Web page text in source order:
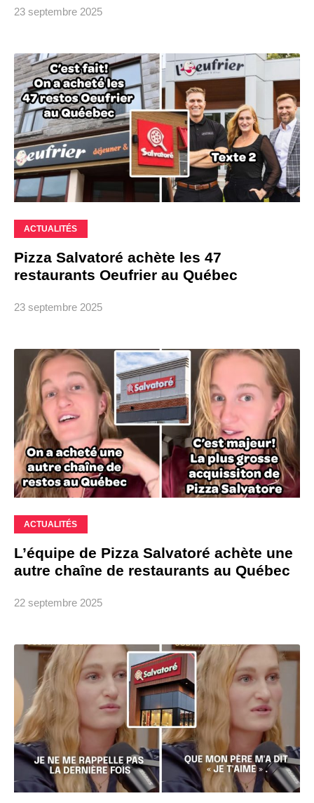
23 septembre 2025
ACTUALITÉS
Pizza Salvatoré achète les 47
restaurants Oeufrier au Québec
23 septembre 2025
ACTUALITÉS
L’équipe de Pizza Salvatoré achète une
autre chaîne de restaurants au Québec
22 septembre 2025